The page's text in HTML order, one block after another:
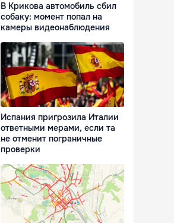
В Крикова автомобиль сбил
собаку: момент попал на
камеры видеонаблюдения
Испания пригрозила Италии
ответными мерами, если та
не отменит пограничные
проверки